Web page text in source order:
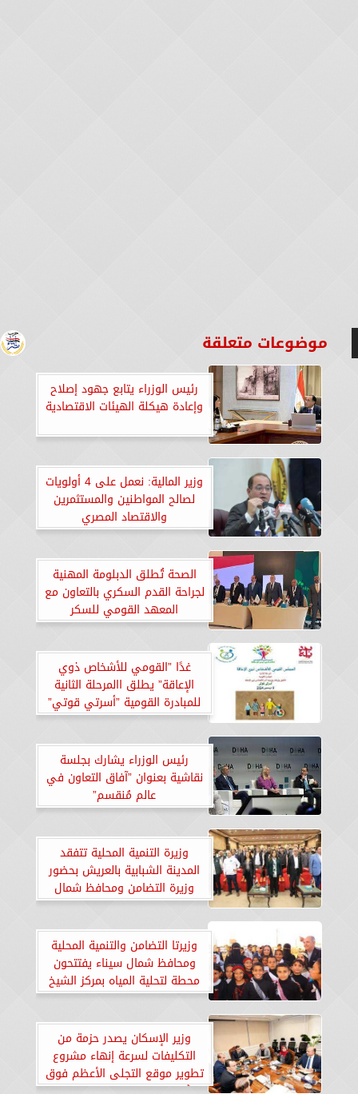
موضوعات متعلقة
رئيس الوزراء يتابع جهود إصلاح
وإعادة هيكلة الهيئات الاقتصادية
وزير المالية: نعمل على 4 أولويات
لصالح المواطنين والمستثمرين
والاقتصاد المصري
الصحة تُطلق الدبلومة المهنية
لجراحة القدم السكري بالتعاون مع
المعهد القومي للسكر
غدًا ”القومي للأشخاص ذوي
الإعاقة” يطلق االمرحلة الثانية
للمبادرة القومية ”أسرتي قوتي”
من الفيوم
رئيس الوزراء يشارك بجلسة
نقاشية بعنوان ”آفاق التعاون في
عالم مُنقسم”
وزيرة التنمية المحلية تتفقد
المدينة الشبابية بالعريش بحضور
وزيرة التضامن ومحافظ شمال
سيناء
وزيرتا التضامن والتنمية المحلية
ومحافظ شمال سيناء يفتتحون
محطة لتحلية المياه بمركز الشيخ
زويد
وزير الإسكان يصدر حزمة من
التكليفات لسرعة إنهاء مشروع
تطوير موقع التجلى الأعظم فوق